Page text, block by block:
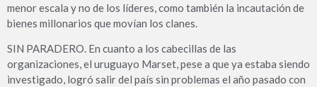
menor escala y no de los líderes, como también la incautación de
bienes millonarios que movían los clanes.
SIN PARADERO. En cuanto a los cabecillas de las
organizaciones, el uruguayo Marset, pese a que ya estaba siendo
investigado, logró salir del país sin problemas el año pasado con